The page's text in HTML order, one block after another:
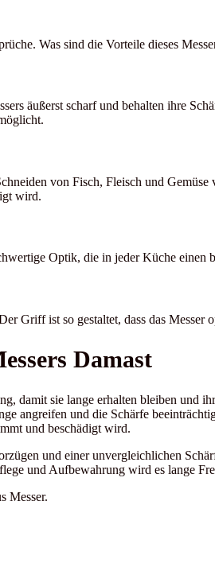
Was sind die Vorteile dieses
äußerst scharf und behalten ihre
von Fisch, Fleisch und
wird.
Optik, die in jeder Küche einen
Griff ist so gestaltet, dass das
Damast
damit sie lange erhalten bleiben und
angreifen und die Schärfe
und beschädigt wird.
und einer unvergleichlichen
und Aufbewahrung wird es lange
Messer.